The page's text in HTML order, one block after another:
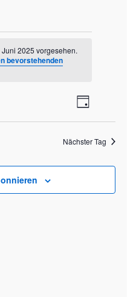
2025 vorgesehen.
bevorstehenden
Tag
Nächster Tag